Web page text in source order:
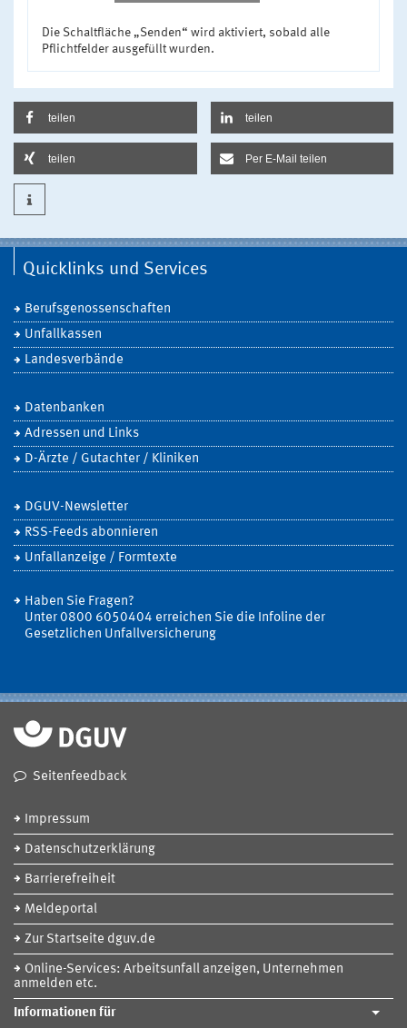
Die Schaltfläche „Senden“ wird aktiviert, sobald alle
Pflichtfelder ausgefüllt wurden.
teilen teilen
teilen Per E-Mail teilen
Quicklinks und Services
Berufsgenossenschaften
Unfallkassen
Landesverbände
Datenbanken
Adressen und Links
D-Ärzte / Gutachter / Kliniken
DGUV-Newsletter
RSS-Feeds abonnieren
Unfallanzeige / Formtexte
Haben Sie Fragen?
Unter 0800 6050404 erreichen Sie die Infoline der
Gesetzlichen Unfallversicherung
Seitenfeedback
Impressum
Datenschutzerklärung
Barrierefreiheit
Meldeportal
Zur Startseite dguv.de
Online-Services: Arbeitsunfall anzeigen, Unternehmen
anmelden etc.
Informationen für